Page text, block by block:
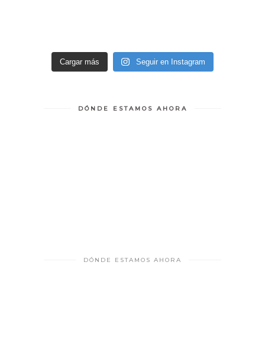
Cargar más Seguir en Instagram
DÓNDE ESTAMOS AHORA
DÓNDE ESTAMOS AHORA